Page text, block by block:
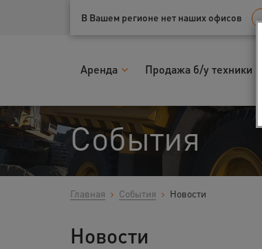
Ваш город:Санкт-Петербург
В Вашем регионе нет наших офисов
Аренда Продажа б/у техники
События
Главная События Новости
Новости